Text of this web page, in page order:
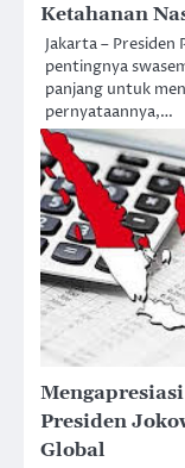
Ketahanan
Jakarta –
pentingnya
panjang untuk
pernyataannya,…
Presiden
Global